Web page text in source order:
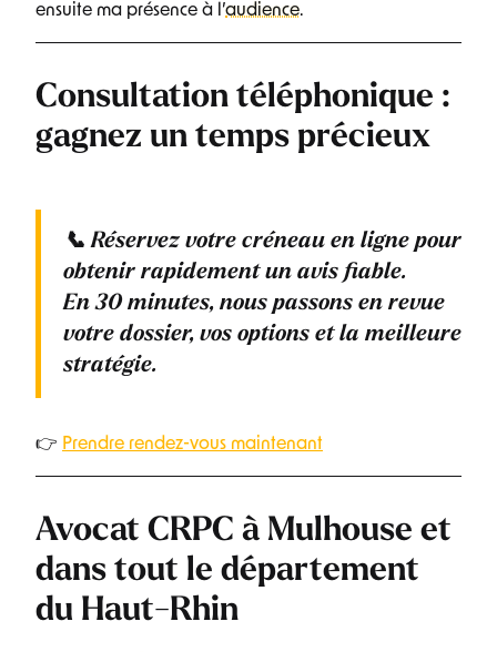
ensuite ma présence à l’audience.
Consultation téléphonique :
gagnez un temps précieux
📞Réservez votre créneau en ligne pour
obtenir rapidement un avis fiable.
En30 minutes, nous passons en revue
votre dossier, vos options et la meilleure
stratégie.
👉 Prendre rendez-vous maintenant
Avocat CRPC à Mulhouse et
dans tout le département
du Haut-Rhin